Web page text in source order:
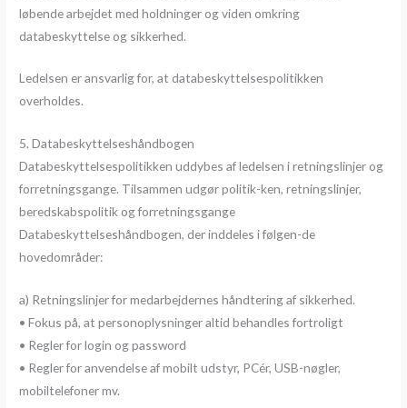
løbende arbejdet med holdninger og viden omkring
databeskyttelse og sikkerhed.
Ledelsen er ansvarlig for, at databeskyttelsespolitikken
overholdes.
5. Databeskyttelseshåndbogen
Databeskyttelsespolitikken uddybes af ledelsen i retningslinjer og
forretningsgange. Tilsammen udgør politik-ken, retningslinjer,
beredskabspolitik og forretningsgange
Databeskyttelseshåndbogen, der inddeles i følgen-de
hovedområder:
a) Retningslinjer for medarbejdernes håndtering af sikkerhed.
• Fokus på, at personoplysninger altid behandles fortroligt
• Regler for login og password
• Regler for anvendelse af mobilt udstyr, PCér, USB-nøgler,
mobiltelefoner mv.